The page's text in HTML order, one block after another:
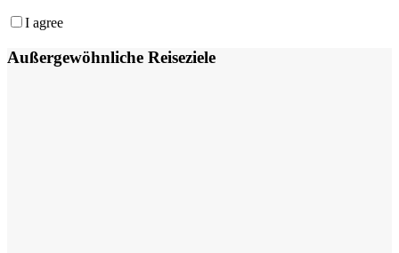
I agree
Außergewöhnliche Reiseziele